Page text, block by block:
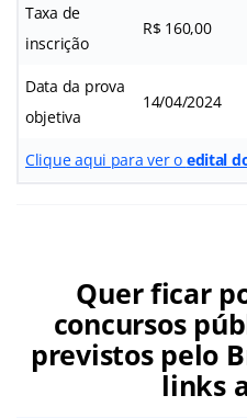
Taxa de
inscrição
R$ 160,00
Data da prova
objetiva
14/04/2024
Clique aqui para ver o edital
Quer ficar
concursos
previstos pelo
links